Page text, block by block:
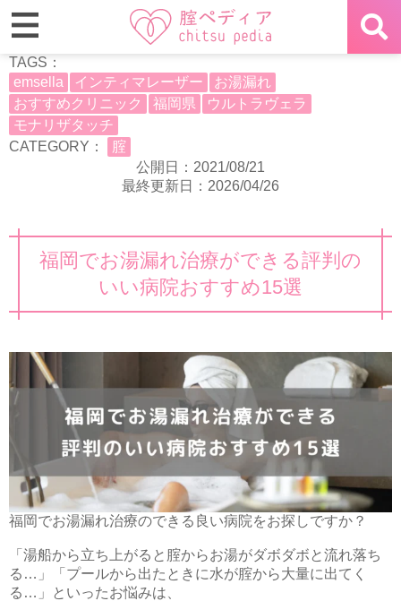
TAGS：
emsella
インティマレーザー
お湯漏れ
おすすめクリニック
福岡県
ウルトラヴェラ
モナリザタッチ
CATEGORY：
腟
公開日：2021/08/21
最終更新日：2026/04/26
福岡でお湯漏れ治療ができる評判の
いい病院おすすめ15選
福岡でお湯漏れ治療のできる良い病院をお探しですか？
「湯船から立ち上がると腟からお湯がダボダボと流れ落ち
る…」「プールから出たときに水が腟から大量に出てく
る…」といったお悩みは、